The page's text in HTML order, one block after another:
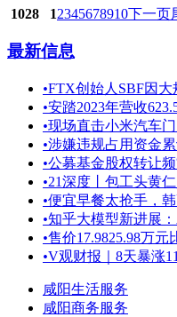
1028 12345678910下一页
最新信息
•FTX创始人SBF因
•安踏2023年营收
•现场直击小米汽车
•涉嫌违规占用资金
•公募基金股权转让
•21深度丨包工头黄
•便宜早餐太抢手，
•知乎大模型新进展
•售价17.9825.98万元
•V观财报｜8天暴涨
咸阳生活服务
咸阳商务服务